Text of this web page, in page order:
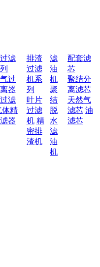
滤
过
器
滤
体精
器
排渣
过滤
机系
列
叶片
过滤
机 精
密排
渣机
滤
油
机
聚
结
脱
水
滤
油
机
配套滤
芯
聚结分
离滤芯
天然气
滤芯 油
滤芯